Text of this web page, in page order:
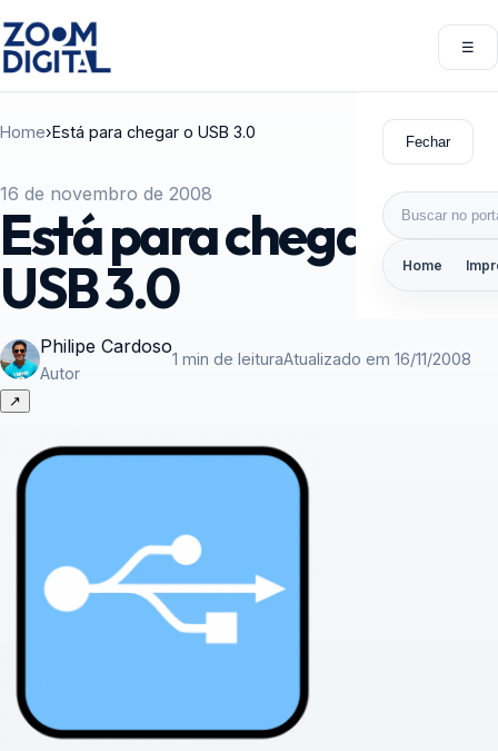
☰
Fechar
Buscar por:
Home
Home›Está para chegar o USB 3.0
16 de novembro de 2008
Está para chegar o
USB 3.0
Philipe Cardoso
Autor
1 min de leituraAtualizado em 16/11/2008
↗